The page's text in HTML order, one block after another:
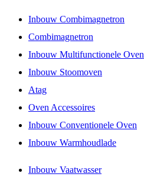
Inbouw Combimagnetron
Combimagnetron
Inbouw Multifunctionele Oven
Inbouw Stoomoven
Atag
Oven Accessoires
Inbouw Conventionele Oven
Inbouw Warmhoudlade
Inbouw Vaatwasser